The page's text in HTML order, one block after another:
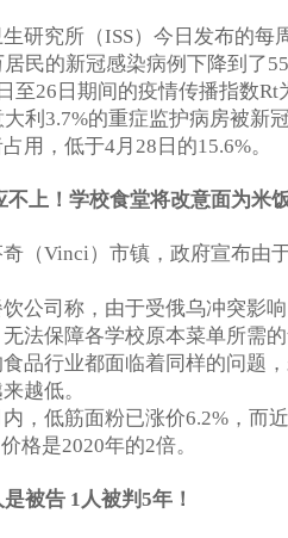
研究所（ISS）今日发布的每
居民的新冠感染病例下降到了
至26日期间的疫情传播指数Rt
利3.7%的重症监护病房被新
用，低于4月28日的15.6%。
不上！学校食堂将改意面为米
（Vinci）市镇，政府宣布由
公司称，由于受俄乌冲突影
法保障各学校原本菜单所需
品行业都面临着同样的问题
越低。
，低筋面粉已涨价6.2% ，而
格是2020年的2倍。
被告 1人被判5年！